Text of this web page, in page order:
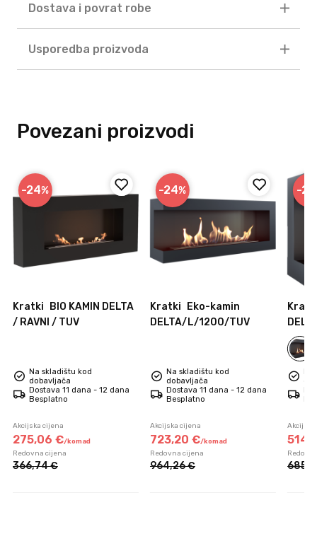
Dostava i povrat robe
Usporedba proizvoda
Povezani proizvodi
-24%
Kratki
BIO KAMIN DELTA
/ RAVNI / TUV
Na skladištu kod
dobavljača
Dostava 11 dana - 12 dana
Besplatno
Akcijska cijena
275,06 €/komad
Redovna cijena
366,74€
-24%
Kratki
Eko-kamin
DELTA/L/1200/TUV
Na skladištu kod
dobavljača
Dostava 11 dana - 12 dana
Besplatno
Akcijska cijena
723,20 €/komad
Redovna cijena
964,26€
-25
Na
514,
685,